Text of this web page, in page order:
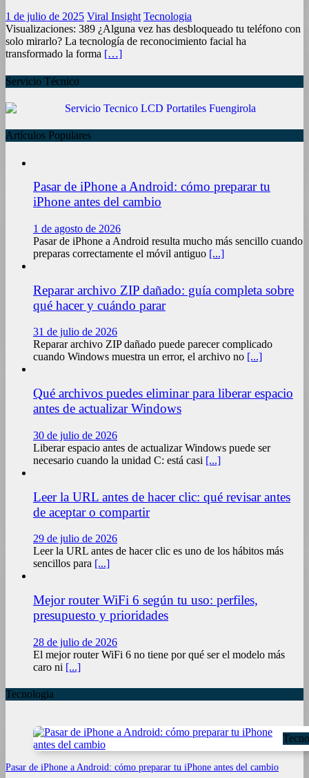
1 de julio de 2025 Viral Insight Tecnologia
Visualizaciones: 389 ¿Alguna vez has desbloqueado tu teléfono con
solo mirarlo? La tecnología de reconocimiento facial ha
transformado la forma […]
Servicio Técnico
Artículos Populares
Pasar de iPhone a Android: cómo preparar tu
iPhone antes del cambio
1 de agosto de 2026
Pasar de iPhone a Android resulta mucho más sencillo cuando
preparas correctamente el móvil antiguo [...]
Reparar archivo ZIP dañado: guía completa sobre
qué hacer y cuándo parar
31 de julio de 2026
Reparar archivo ZIP dañado puede parecer complicado
cuando Windows muestra un error, el archivo no [...]
Qué archivos puedes eliminar para liberar espacio
antes de actualizar Windows
30 de julio de 2026
Liberar espacio antes de actualizar Windows puede ser
necesario cuando la unidad C: está casi [...]
Leer la URL antes de hacer clic: qué revisar antes
de aceptar o compartir
29 de julio de 2026
Leer la URL antes de hacer clic es uno de los hábitos más
sencillos para [...]
Mejor router WiFi 6 según tu uso: perfiles,
presupuesto y prioridades
28 de julio de 2026
El mejor router WiFi 6 no tiene por qué ser el modelo más
caro ni [...]
Tecnologia
Pasar de iPhone a Android: cómo preparar tu iPhone antes del cambio